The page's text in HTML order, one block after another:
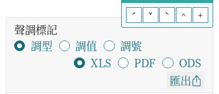
ˊ
ˇ ˋ ^ +
聲調標記
調型
調值
調號
XLS
PDF
ODS
匯出